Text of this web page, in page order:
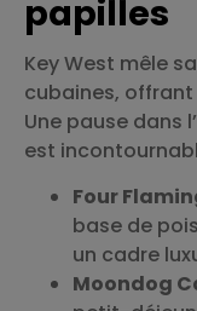
papilles
Key West mêle
cubaines,
Une pause dans
est
Four
base de
un cadre
Moondog